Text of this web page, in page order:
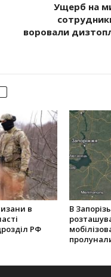
Ущерб на
воровали
в
РФ
В